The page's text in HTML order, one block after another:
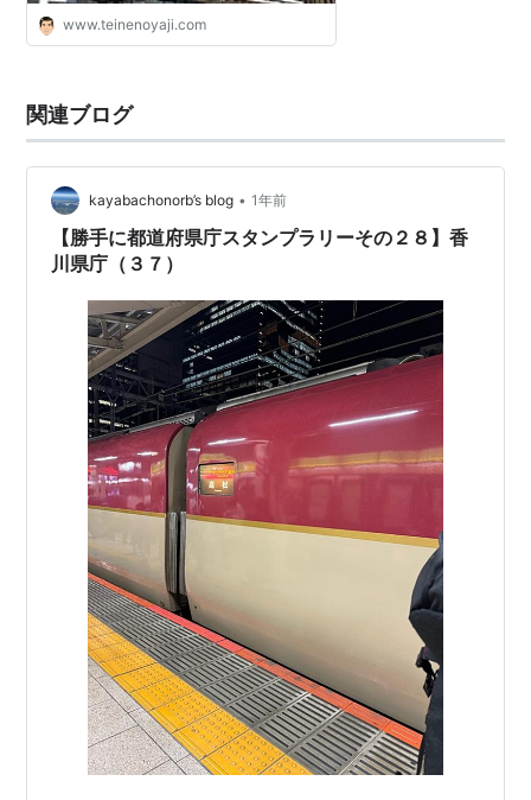
www.teinenoyaji.com
関連ブログ
kayabachonorb’s blog • 1年前
【勝手に都道府県庁スタンプラリーその２８】香
川県庁（３７）